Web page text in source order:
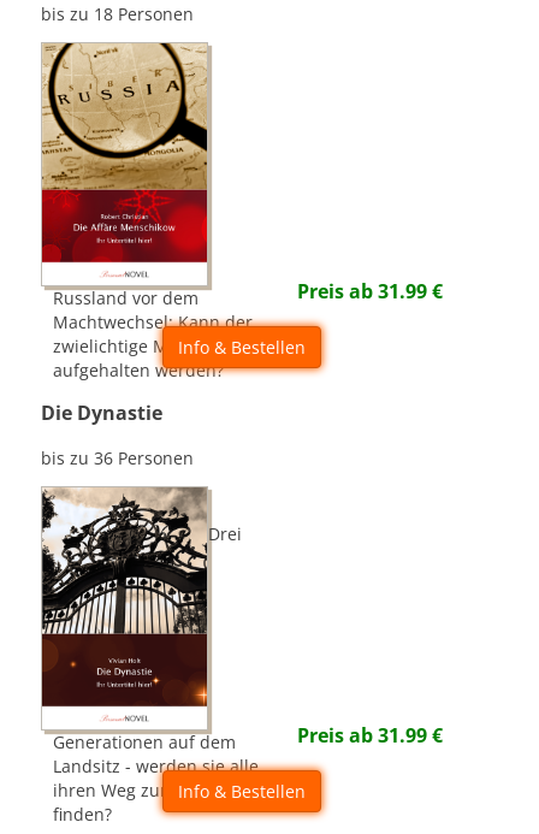
bis zu 18 Personen
Russland vor dem
Machtwechsel: Kann der
zwielichtige Menschikow
aufgehalten werden?
Preis ab31.99€
Info & Bestellen
Die Dynastie
bis zu 36 Personen
Drei
Generationen auf dem
Landsitz - werden sie alle
ihren Weg zum Glück
finden?
Preis ab31.99€
Info & Bestellen